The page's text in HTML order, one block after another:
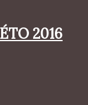
2016